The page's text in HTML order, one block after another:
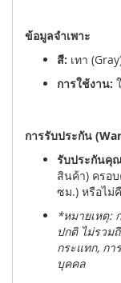
ข้อมูลจำเพาะ
สี: เทา
การใช้งาน:
การรับประกัน
รับประกันคุ
สินค้า) ครอ
ซม.) หรือไม่
*หมายเหตุ:
ปกติ ไม่รวม
กระแทก, กา
บุคคล